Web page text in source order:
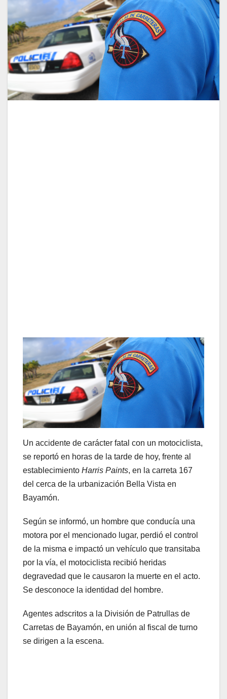
Un accidente de carácter fatal con un motociclista,
se reportó en horas de la tarde de hoy, frente al
establecimiento Harris Paints, en la carreta 167
del cerca de la urbanización Bella Vista en
Bayamón.
Según se informó, un hombre que conducía una
motora por el mencionado lugar, perdió el control
de la misma e impactó un vehículo que transitaba
por la vía, el motociclista recibió heridas
degravedad que le causaron la muerte en el acto.
Se desconoce la identidad del hombre.
Agentes adscritos a la División de Patrullas de
Carretas de Bayamón, en unión al fiscal de turno
se dirigen a la escena.